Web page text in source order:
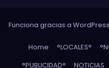
Funciona gracias a WordPress
Home °LOCALES°
°PUBLICIDAD°
NOTICIAS